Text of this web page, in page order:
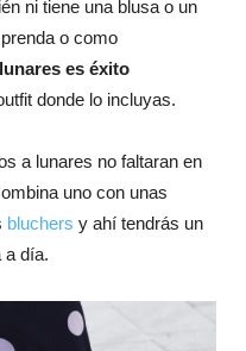
ni tiene una blusa o un
o como
es éxito
donde lo incluyas.
a lunares no faltaran en
uno con unas
bluchers y ahí tendrás un
a día.